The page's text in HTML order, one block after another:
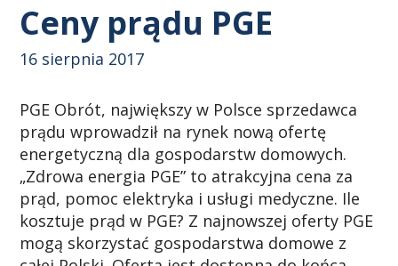
Ceny prądu PGE
16 sierpnia 2017
PGE Obrót, największy w Polsce sprzedawca
prądu wprowadził na rynek nową ofertę
energetyczną dla gospodarstw domowych.
„Zdrowa energia PGE” to atrakcyjna cena za
prąd, pomoc elektryka i usługi medyczne. Ile
kosztuje prąd w PGE? Z najnowszej oferty PGE
mogą skorzystać gospodarstwa domowe z